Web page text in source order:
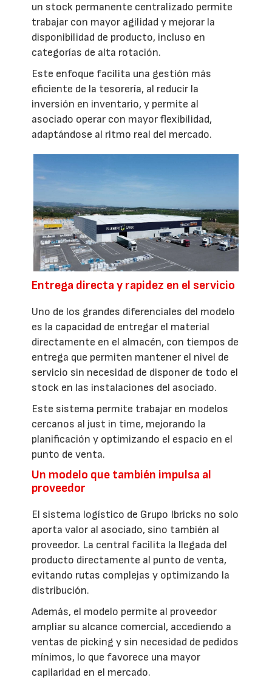
un stock permanente centralizado permite
trabajar con mayor agilidad y mejorar la
disponibilidad de producto, incluso en
categorías de alta rotación.
Este enfoque facilita una gestión más
eficiente de la tesorería, al reducir la
inversión en inventario, y permite al
asociado operar con mayor flexibilidad,
adaptándose al ritmo real del mercado.
Entrega directa y rapidez en el servicio
Uno de los grandes diferenciales del modelo
es la capacidad de entregar el material
directamente en el almacén, con tiempos de
entrega que permiten mantener el nivel de
servicio sin necesidad de disponer de todo el
stock en las instalaciones del asociado.
Este sistema permite trabajar en modelos
cercanos al just in time, mejorando la
planificación y optimizando el espacio en el
punto de venta.
Un modelo que también impulsa al
proveedor
El sistema logístico de Grupo Ibricks no solo
aporta valor al asociado, sino también al
proveedor. La central facilita la llegada del
producto directamente al punto de venta,
evitando rutas complejas y optimizando la
distribución.
Además, el modelo permite al proveedor
ampliar su alcance comercial, accediendo a
ventas de picking y sin necesidad de pedidos
mínimos, lo que favorece una mayor
capilaridad en el mercado.